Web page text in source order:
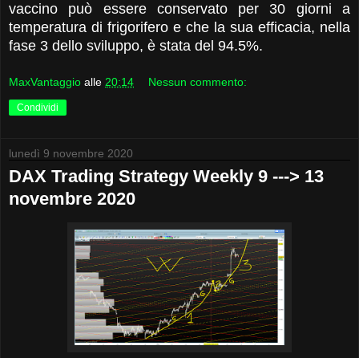
vaccino può essere conservato per 30 giorni a
temperatura di frigorifero e che la sua efficacia, nella
fase 3 dello sviluppo, è stata del 94.5%.
MaxVantaggio alle 20:14 Nessun commento:
Condividi
lunedì 9 novembre 2020
DAX Trading Strategy Weekly 9 ---> 13
novembre 2020